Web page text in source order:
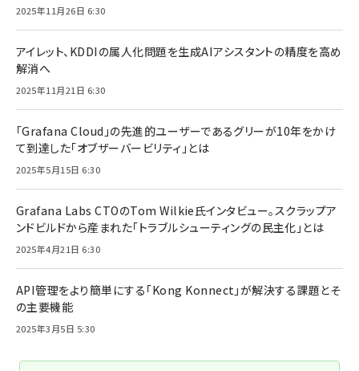
2025年11月26日 6:30
アイレット、KDDIの属人化問題を生成AIアシスタントの精度を高め
解消へ
2025年11月21日 6:30
「Grafana Cloud」の先進的ユーザーであるグリーが10年をかけ
て到達した「オブザーバービリティ」とは
2025年5月15日 6:30
Grafana Labs CTOのTom Wilkie氏インタビュー。スクラップア
ンドビルドから産まれた「トラブルシューティングの民主化」とは
2025年4月21日 6:30
API管理をより簡単にする「Kong Konnect」が解決する課題とそ
の主要機能
2025年3月5日 5:30